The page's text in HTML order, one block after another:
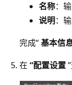
名称：
说明：
完成“基本信
在 “配置设置